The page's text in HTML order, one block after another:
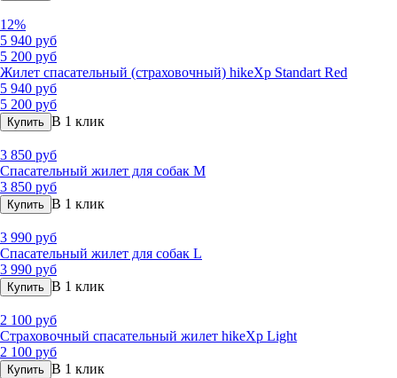
12%
5 940 руб
5 200 руб
Жилет спасательный (страховочный) hikeXp Standart Red
5 940 руб
5 200 руб
Купить В 1 клик
3 850 руб
Спасательный жилет для собак М
3 850 руб
Купить В 1 клик
3 990 руб
Спасательный жилет для собак L
3 990 руб
Купить В 1 клик
2 100 руб
Страховочный спасательный жилет hikeXp Light
2 100 руб
Купить В 1 клик